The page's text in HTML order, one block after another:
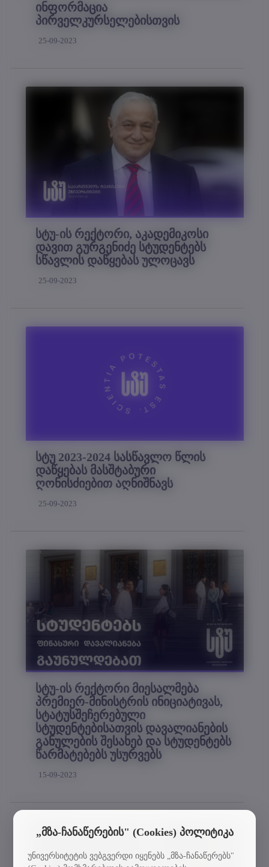
ინფორმაცია
პირველკურსელებისთვის
25-09-2023
სტუ-ის რექტორი, აკადემიკოსი
დავით გურგენიძე სტუდენტებს
სწავლის დაწყებას ულოცავს
25-09-2023
სტუ 2023-2024 სასწავლო წლის
დაწყებას მასშტაბური
ღონისძიებით აღნიშნავს
25-09-2023
სტუ-ის რექტორი მიესალმება
პრემიერ-მინისტრის ინიციატივას,
სტატუსშეჩერებული
სტუდენტებისათვის დავალიანების
განულების შესახებ და სტუდენტებს
წარმატებებს უსურვებს
15-09-2023
„მზა-ჩანაწერების" (Cookies) პოლიტიკა
უნივერსიტეტის ვებგვერდი იყენებს „მზა-ჩანაწერებს"